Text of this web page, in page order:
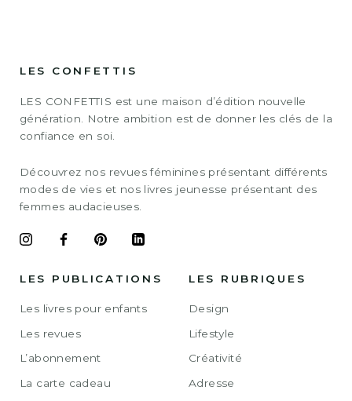
LES CONFETTIS
LES CONFETTIS est une maison d’édition nouvelle
génération. Notre ambition est de donner les clés de la
confiance en soi.
Découvrez nos revues féminines présentant différents
modes de vies et nos livres jeunesse présentant des
femmes audacieuses.
LES PUBLICATIONS
Les livres pour enfants
Les revues
L’abonnement
La carte cadeau
LES RUBRIQUES
Design
Lifestyle
Créativité
Adresse